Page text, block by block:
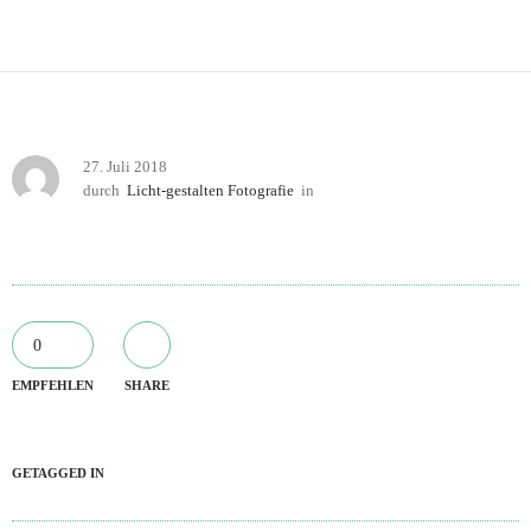
27. Juli 2018
durch Licht-gestalten Fotografie in
0
EMPFEHLEN SHARE
GETAGGED IN